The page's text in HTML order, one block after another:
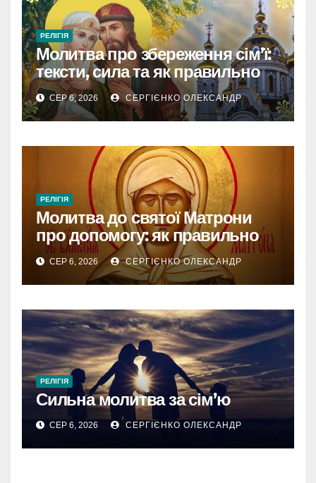
РЕЛІГІЯ
Молитва про збереження сім’ї:
тексти, сила та як правильно
читати
СЕР 6, 2026 СЕРГІЄНКО ОЛЕКСАНДР
РЕЛІГІЯ
Молитва до святої Матрони
про допомогу: як правильно
звертатися
СЕР 6, 2026 СЕРГІЄНКО ОЛЕКСАНДР
РЕЛІГІЯ
Сильна молитва за сім’ю
СЕР 6, 2026 СЕРГІЄНКО ОЛЕКСАНДР